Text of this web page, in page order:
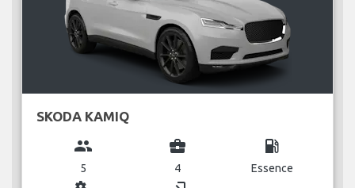
SKODA KAMIQ
group
5
business_center
4
local_gas_station
Essence